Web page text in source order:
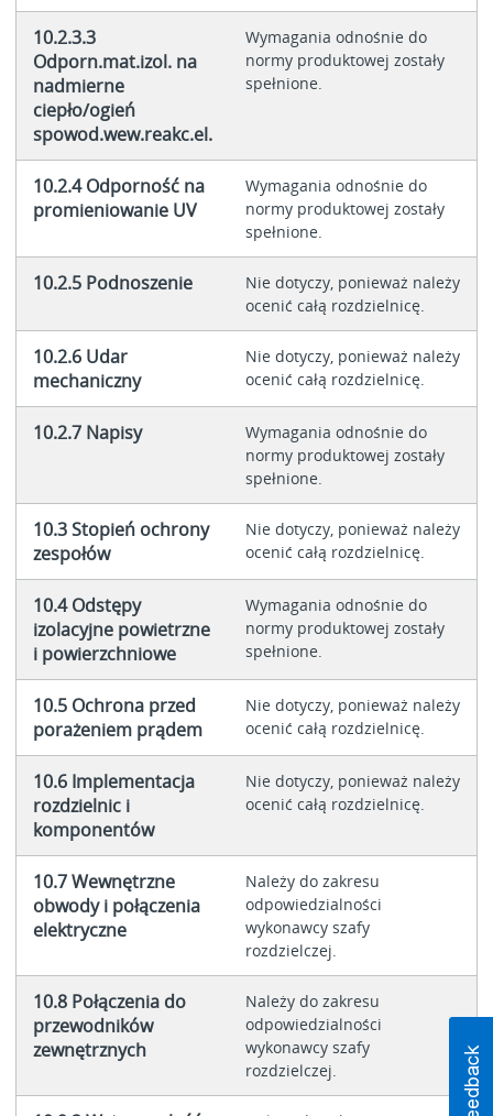
10.2.3.3
Odporn.mat.izol. na
nadmierne
ciepło/ogień
spowod.wew.reakc.el.
Wymagania odnośnie do
normy produktowej zostały
spełnione.
10.2.4 Odporność na
promieniowanie UV
Wymagania odnośnie do
normy produktowej zostały
spełnione.
10.2.5 Podnoszenie
Nie dotyczy, ponieważ należy
ocenić całą rozdzielnicę.
10.2.6 Udar
mechaniczny
Nie dotyczy, ponieważ należy
ocenić całą rozdzielnicę.
10.2.7 Napisy
Wymagania odnośnie do
normy produktowej zostały
spełnione.
10.3 Stopień ochrony
zespołów
Nie dotyczy, ponieważ należy
ocenić całą rozdzielnicę.
10.4 Odstępy
izolacyjne powietrzne
i powierzchniowe
Wymagania odnośnie do
normy produktowej zostały
spełnione.
10.5 Ochrona przed
porażeniem prądem
Nie dotyczy, ponieważ należy
ocenić całą rozdzielnicę.
10.6 Implementacja
rozdzielnic i
komponentów
Nie dotyczy, ponieważ należy
ocenić całą rozdzielnicę.
10.7 Wewnętrzne
obwody i połączenia
elektryczne
Należy do zakresu
odpowiedzialności
wykonawcy szafy
rozdzielczej.
10.8 Połączenia do
przewodników
zewnętrznych
Należy do zakresu
odpowiedzialności
wykonawcy szafy
rozdzielczej.